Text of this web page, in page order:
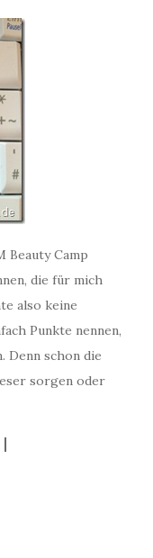
Beauty Camp
die für mich
also keine
Punkte nennen,
Denn schon die
sorgen oder